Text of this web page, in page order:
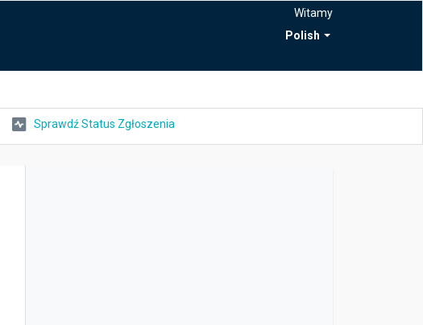
Polish
Witamy
Sprawdź Status Zgłoszenia